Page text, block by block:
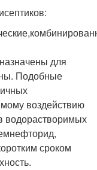
древесины
антисептик
для
Подобные
воздействию
водорастворимых
сроком